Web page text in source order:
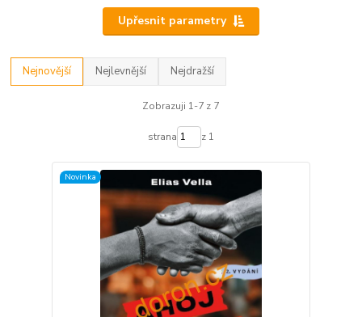
Upřesnit parametry
Nejnovější Nejlevnější Nejdražší
Zobrazuji 1-7 z 7
strana z 1
Novinka